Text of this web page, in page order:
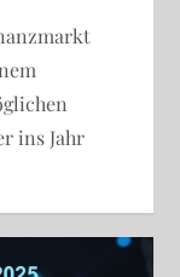
ins Jahr